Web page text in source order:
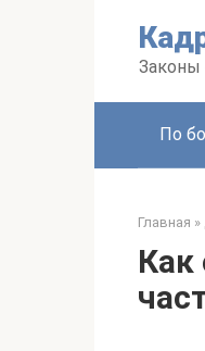
Законы
По
Главная »
Как